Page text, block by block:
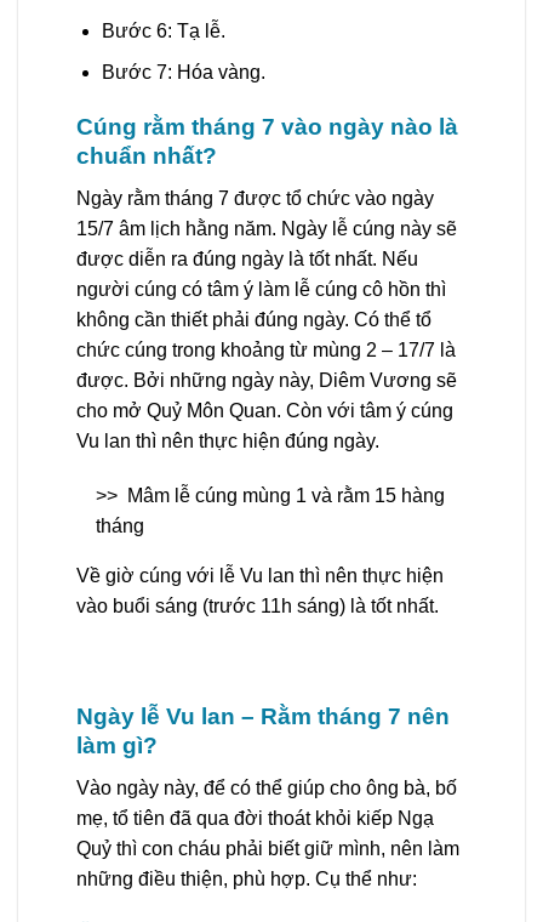
Bước 6: Tạ lễ.
Bước 7: Hóa vàng.
Cúng rằm tháng 7 vào ngày nào là
chuẩn nhất?
Ngày rằm tháng 7 được tổ chức vào ngày
15/7 âm lịch hằng năm. Ngày lễ cúng này sẽ
được diễn ra đúng ngày là tốt nhất. Nếu
người cúng có tâm ý làm lễ cúng cô hồn thì
không cần thiết phải đúng ngày. Có thể tổ
chức cúng trong khoảng từ mùng 2 – 17/7 là
được. Bởi những ngày này, Diêm Vương sẽ
cho mở Quỷ Môn Quan. Còn với tâm ý cúng
Vu lan thì nên thực hiện đúng ngày.
>> Mâm lễ cúng mùng 1 và rằm 15 hàng
tháng
Về giờ cúng với lễ Vu lan thì nên thực hiện
vào buổi sáng (trước 11h sáng) là tốt nhất.
Ngày lễ Vu lan – Rằm tháng 7 nên
làm gì?
Vào ngày này, để có thể giúp cho ông bà, bố
mẹ, tổ tiên đã qua đời thoát khỏi kiếp Ngạ
Quỷ thì con cháu phải biết giữ mình, nên làm
những điều thiện, phù hợp. Cụ thể như: